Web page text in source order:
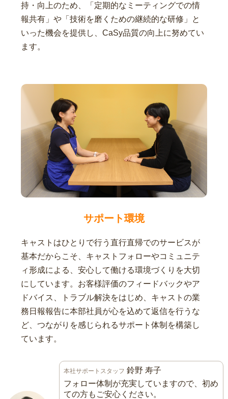
持・向上のため、「定期的なミーティングでの情
報共有」や「技術を磨くための継続的な研修」と
いった機会を提供し、CaSy品質の向上に努めてい
ます。
サポート環境
キャストはひとりで行う直行直帰でのサービスが
基本だからこそ、キャストフォローやコミュニテ
ィ形成による、安心して働ける環境づくりを大切
にしています。お客様評価のフィードバックやア
ドバイス、トラブル解決をはじめ、キャストの業
務日報報告に本部社員が心を込めて返信を行うな
ど、つながりを感じられるサポート体制を構築し
ています。
本社サポートスタッフ 鈴野 寿子
フォロー体制が充実していますので、初め
ての方もご安心ください。